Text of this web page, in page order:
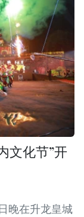
文化节”开
晚在升龙皇城